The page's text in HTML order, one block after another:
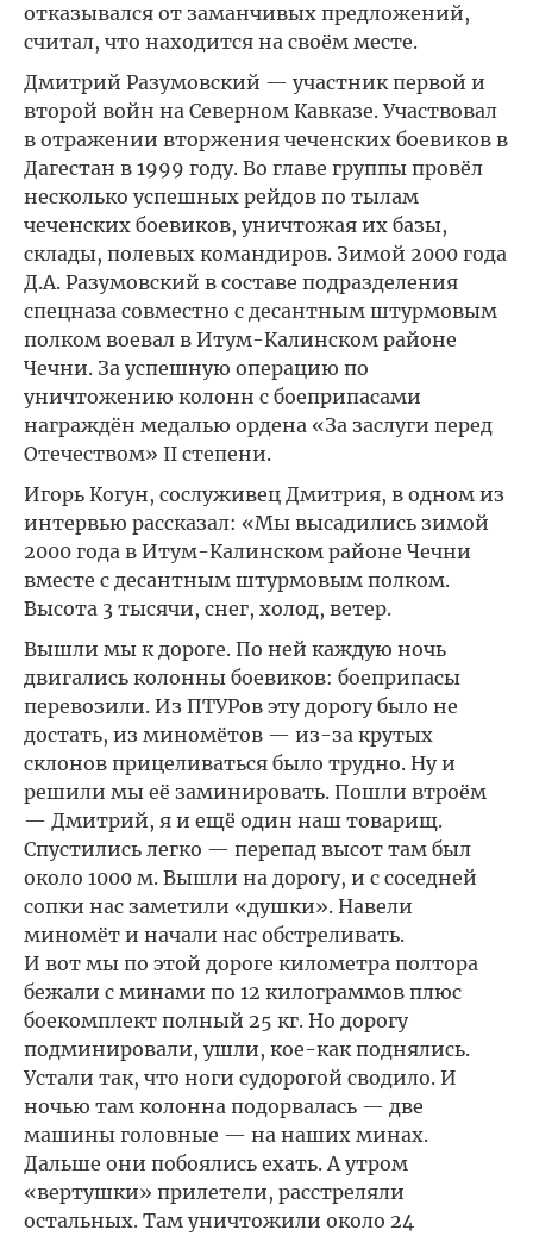
отказывался от заманчивых предложений,
считал, что находится на своём месте.
Дмитрий Разумовский — участник первой и
второй войн на Северном Кавказе. Участвовал
в отражении вторжения чеченских боевиков в
Дагестан в 1999 году. Во главе группы провёл
несколько успешных рейдов по тылам
чеченских боевиков, уничтожая их базы,
склады, полевых командиров. Зимой 2000 года
Д.А. Разумовский в составе подразделения
спецназа совместно с десантным штурмовым
полком воевал в Итум-Калинском районе
Чечни. За успешную операцию по
уничтожению колонн с боеприпасами
награждён медалью ордена «За заслуги перед
Отечеством» II степени.
Игорь Когун, сослуживец Дмитрия, в одном из
интервью рассказал: «Мы высадились зимой
2000 года в Итум-Калинском районе Чечни
вместе с десантным штурмовым полком.
Высота 3 тысячи, снег, холод, ветер.
Вышли мы к дороге. По ней каждую ночь
двигались колонны боевиков: боеприпасы
перевозили. Из ПТУРов эту дорогу было не
достать, из миномётов — из-за крутых
склонов прицеливаться было трудно. Ну и
решили мы её заминировать. Пошли втроём
— Дмитрий, я и ещё один наш товарищ.
Спустились легко — перепад высот там был
около 1000 м. Вышли на дорогу, и с соседней
сопки нас заметили «душки». Навели
миномёт и начали нас обстреливать.
И вот мы по этой дороге километра полтора
бежали с минами по 12 килограммов плюс
боекомплект полный 25 кг. Но дорогу
подминировали, ушли, кое-как поднялись.
Устали так, что ноги судорогой сводило. И
ночью там колонна подорвалась — две
машины головные — на наших минах.
Дальше они побоялись ехать. А утром
«вертушки» прилетели, расстреляли
остальных. Там уничтожили около 24